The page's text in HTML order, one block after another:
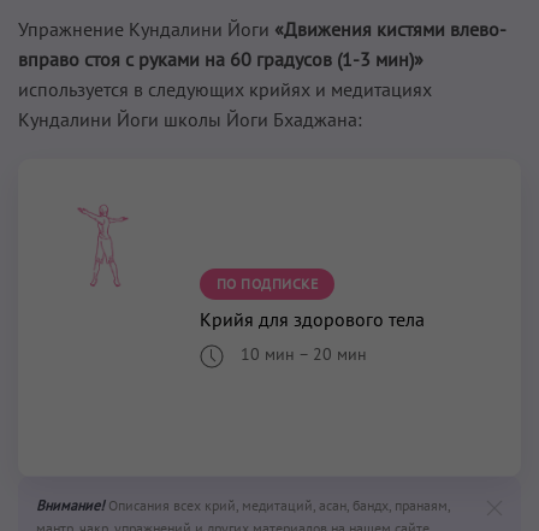
Упражнение Кундалини Йоги «Движения кистями влево-
вправо стоя с руками на 60 градусов (1-3 мин)»
используется в следующих крийях и медитациях
Кундалини Йоги школы Йоги Бхаджана:
ПО ПОДПИСКЕ
Крийя для здорового тела
10 мин – 20 мин
Внимание!Описания всех крий, медитаций, асан, бандх, пранаям,